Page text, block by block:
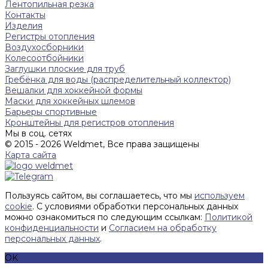
Лентопильная резка
Контакты
Изделия
Регистры отопления
Воздухосборники
Колесоотбойники
Заглушки плоские для труб
Гребёнка для воды (распределительный коллектор)
Вешалки для хоккейной формы
Маски для хоккейных шлемов
Барьеры спортивные
Кронштейны для регистров отопления
Мы в соц. сетях
© 2015 - 2026 Weldmet, Все права защищены
Карта сайта
Пользуясь сайтом, вы соглашаетесь, что мы используем
cookie. С условиями обработки персональных данных
можно ознакомиться по следующим ссылкам: Политикой
конфиденциальности и Согласием на обработку
персональных данных.
OK